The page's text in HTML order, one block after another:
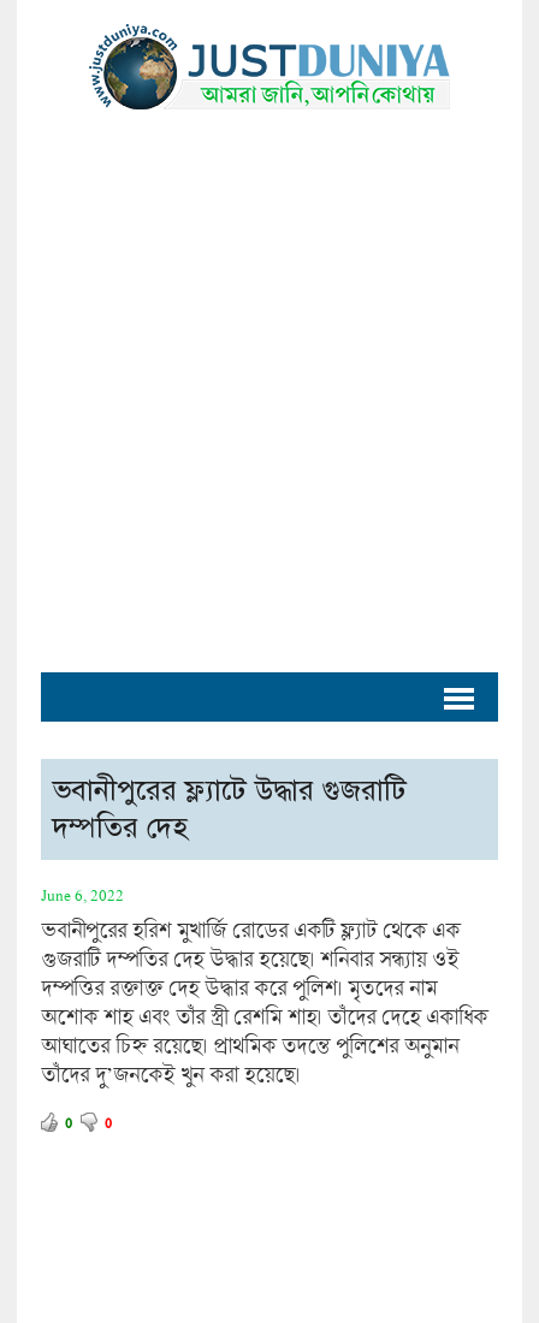
ভবানীপুরের ফ্ল্যাটে উদ্ধার গুজরাটি
দম্পতির দেহ
June 6, 2022
ভবানীপুরের হরিশ মুখার্জি রোডের একটি ফ্ল্যাট থেকে এক
গুজরাটি দম্পতির দেহ উদ্ধার হয়েছে। শনিবার সন্ধ্যায় ওই
দম্পত্তির রক্তাক্ত দেহ উদ্ধার করে পুলিশ। মৃতদের নাম
অশোক শাহ এবং তাঁর স্ত্রী রেশমি শাহ। তাঁদের দেহে একাধিক
আঘাতের চিহ্ন রয়েছে। প্রাথমিক তদন্তে পুলিশের অনুমান
তাঁদের দু’জনকেই খুন করা হয়েছে।
0 0